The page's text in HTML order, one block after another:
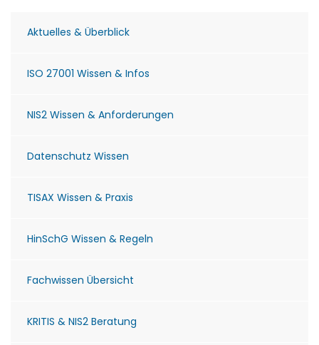
Aktuelles & Überblick
ISO 27001 Wissen & Infos
NIS2 Wissen & Anforderungen
Datenschutz Wissen
TISAX Wissen & Praxis
HinSchG Wissen & Regeln
Fachwissen Übersicht
KRITIS & NIS2 Beratung